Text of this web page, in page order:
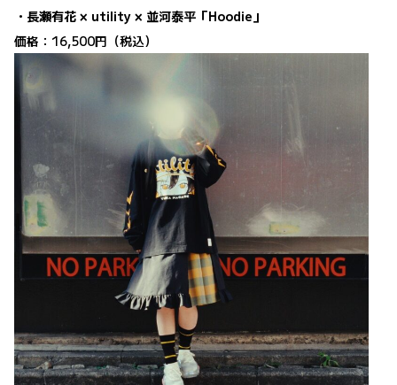
・長瀬有花 × utility × 並河泰平「Hoodie」
価格：16,500円（税込）